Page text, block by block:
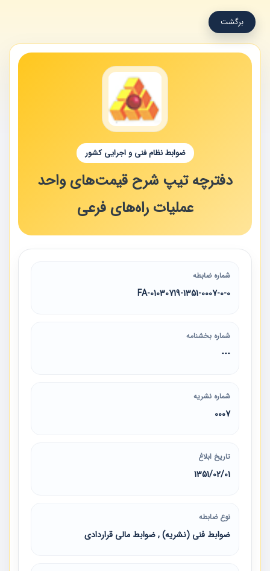
برگشت
ضوابط نظام فنی و اجرایی کشور
دفترچه تیپ شرح قیمت‌های واحد
عملیات راه‌های فرعی
شماره ضابطه
01030719-1351-0007-0-0-FA
شماره بخشنامه
---
شماره نشریه
0007
تاریخ ابلاغ
1351/02/01
نوع ضابطه
ضوابط فنی (نشریه) , ضوابط مالی قراردادی